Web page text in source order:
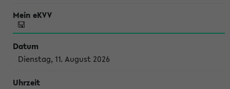
Dienstag, 11. August 2026